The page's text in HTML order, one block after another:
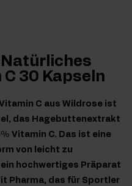
30 Kapseln
C aus Wildrose ist
das Hagebuttenextrakt
Vitamin C. Das ist eine
von leicht zu
hochwertiges Präparat
Pharma, das für Sportler